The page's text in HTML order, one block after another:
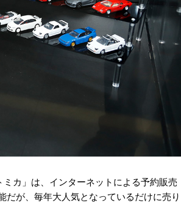
カ」は、インターネットによる予約販売
が、毎年大人気となっているだけに売り